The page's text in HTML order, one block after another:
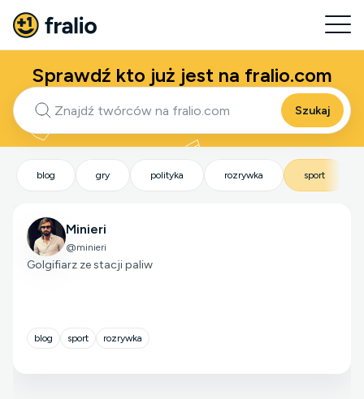
Sprawdź kto już jest na fralio.com
Szukaj
blog gry polityka rozrywka sport
Minieri
@minieri
Golgifiarz ze stacji paliw
blog sport rozrywka